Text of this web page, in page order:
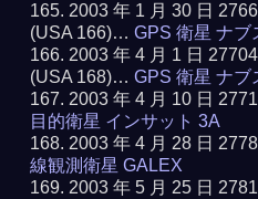
2003 年 1 月 30 日
(USA 166)…GPS 衛星 ナブ
2003 年 4 月 1 日
(USA 168)…GPS 衛星 ナブ
2003 年 4 月 10 日
目的衛星 インサット 3A
2003 年 4 月 28 日
線観測衛星 GALEX
2003 年 5 月 25 日